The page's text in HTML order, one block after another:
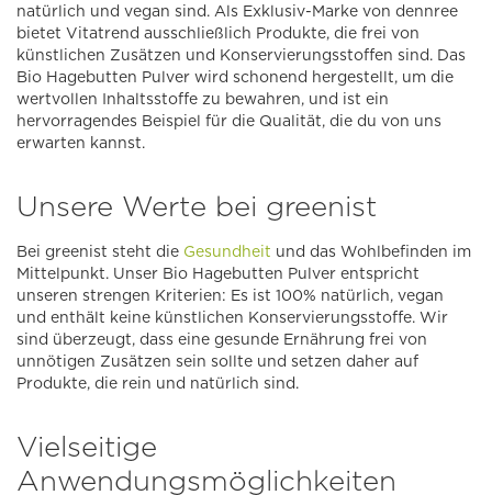
natürlich und vegan sind. Als Exklusiv-Marke von dennree
bietet Vitatrend ausschließlich Produkte, die frei von
künstlichen Zusätzen und Konservierungsstoffen sind. Das
Bio Hagebutten Pulver wird schonend hergestellt, um die
wertvollen Inhaltsstoffe zu bewahren, und ist ein
hervorragendes Beispiel für die Qualität, die du von uns
erwarten kannst.
Unsere Werte bei greenist
Bei greenist steht die Gesundheit und das Wohlbefinden im
Mittelpunkt. Unser Bio Hagebutten Pulver entspricht
unseren strengen Kriterien: Es ist 100% natürlich, vegan
und enthält keine künstlichen Konservierungsstoffe. Wir
sind überzeugt, dass eine gesunde Ernährung frei von
unnötigen Zusätzen sein sollte und setzen daher auf
Produkte, die rein und natürlich sind.
Vielseitige
Anwendungsmöglichkeiten